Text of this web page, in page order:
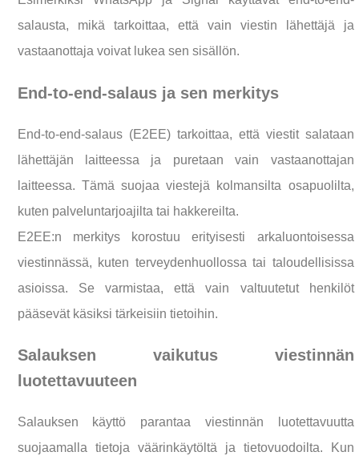
salausta, mikä tarkoittaa, että vain viestin lähettäjä ja
vastaanottaja voivat lukea sen sisällön.
End-to-end-salaus ja sen merkitys
End-to-end-salaus (E2EE) tarkoittaa, että viestit salataan
lähettäjän laitteessa ja puretaan vain vastaanottajan
laitteessa. Tämä suojaa viestejä kolmansilta osapuolilta,
kuten palveluntarjoajilta tai hakkereilta.
E2EE:n merkitys korostuu erityisesti arkaluontoisessa
viestinnässä, kuten terveydenhuollossa tai taloudellisissa
asioissa. Se varmistaa, että vain valtuutetut henkilöt
pääsevät käsiksi tärkeisiin tietoihin.
Salauksen vaikutus viestinnän
luotettavuuteen
Salauksen käyttö parantaa viestinnän luotettavuutta
suojaamalla tietoja väärinkäytöltä ja tietovuodoilta. Kun